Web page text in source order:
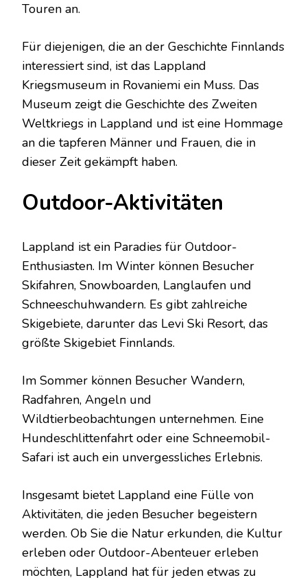
Touren an.
Für diejenigen, die an der Geschichte Finnlands
interessiert sind, ist das Lappland
Kriegsmuseum in Rovaniemi ein Muss. Das
Museum zeigt die Geschichte des Zweiten
Weltkriegs in Lappland und ist eine Hommage
an die tapferen Männer und Frauen, die in
dieser Zeit gekämpft haben.
Outdoor-Aktivitäten
Lappland ist ein Paradies für Outdoor-
Enthusiasten. Im Winter können Besucher
Skifahren, Snowboarden, Langlaufen und
Schneeschuhwandern. Es gibt zahlreiche
Skigebiete, darunter das Levi Ski Resort, das
größte Skigebiet Finnlands.
Im Sommer können Besucher Wandern,
Radfahren, Angeln und
Wildtierbeobachtungen unternehmen. Eine
Hundeschlittenfahrt oder eine Schneemobil-
Safari ist auch ein unvergessliches Erlebnis.
Insgesamt bietet Lappland eine Fülle von
Aktivitäten, die jeden Besucher begeistern
werden. Ob Sie die Natur erkunden, die Kultur
erleben oder Outdoor-Abenteuer erleben
möchten, Lappland hat für jeden etwas zu